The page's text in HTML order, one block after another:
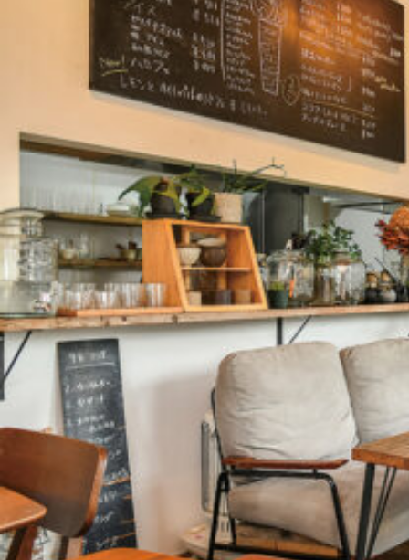
おすすめの映画
誠光社で選びました。
おすすめの本
紹介します。
おすすめのイベント